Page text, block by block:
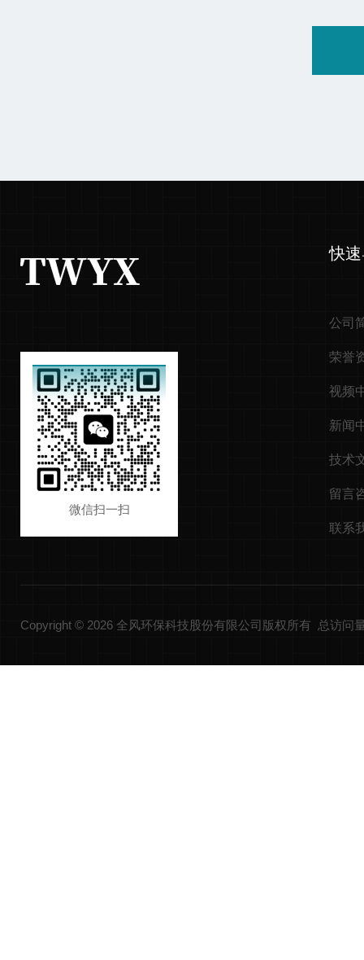
微信扫一扫
快
公司
荣誉
视频
新闻
技术
留言
联系
Copyright © 2026 全风环保科技股份有限公司版权所有 总访问